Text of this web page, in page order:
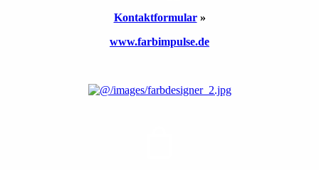
Kontakt­formular»
www.farbimpulse.de